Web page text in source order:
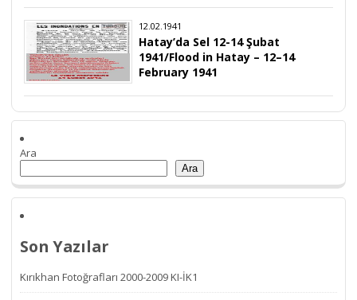
12.02.1941
Hatay’da Sel 12-14 Şubat
1941/Flood in Hatay – 12–14
February 1941
Ara
Ara
Son Yazılar
Kırıkhan Fotoğrafları 2000-2009 KI-İK1